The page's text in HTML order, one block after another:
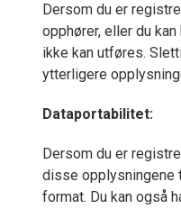
Dersom du er
opphører, eller du
ikke kan utføres.
ytterligere
Dataportabilitet:
Dersom du er
disse opplysningene
format. Du kan også